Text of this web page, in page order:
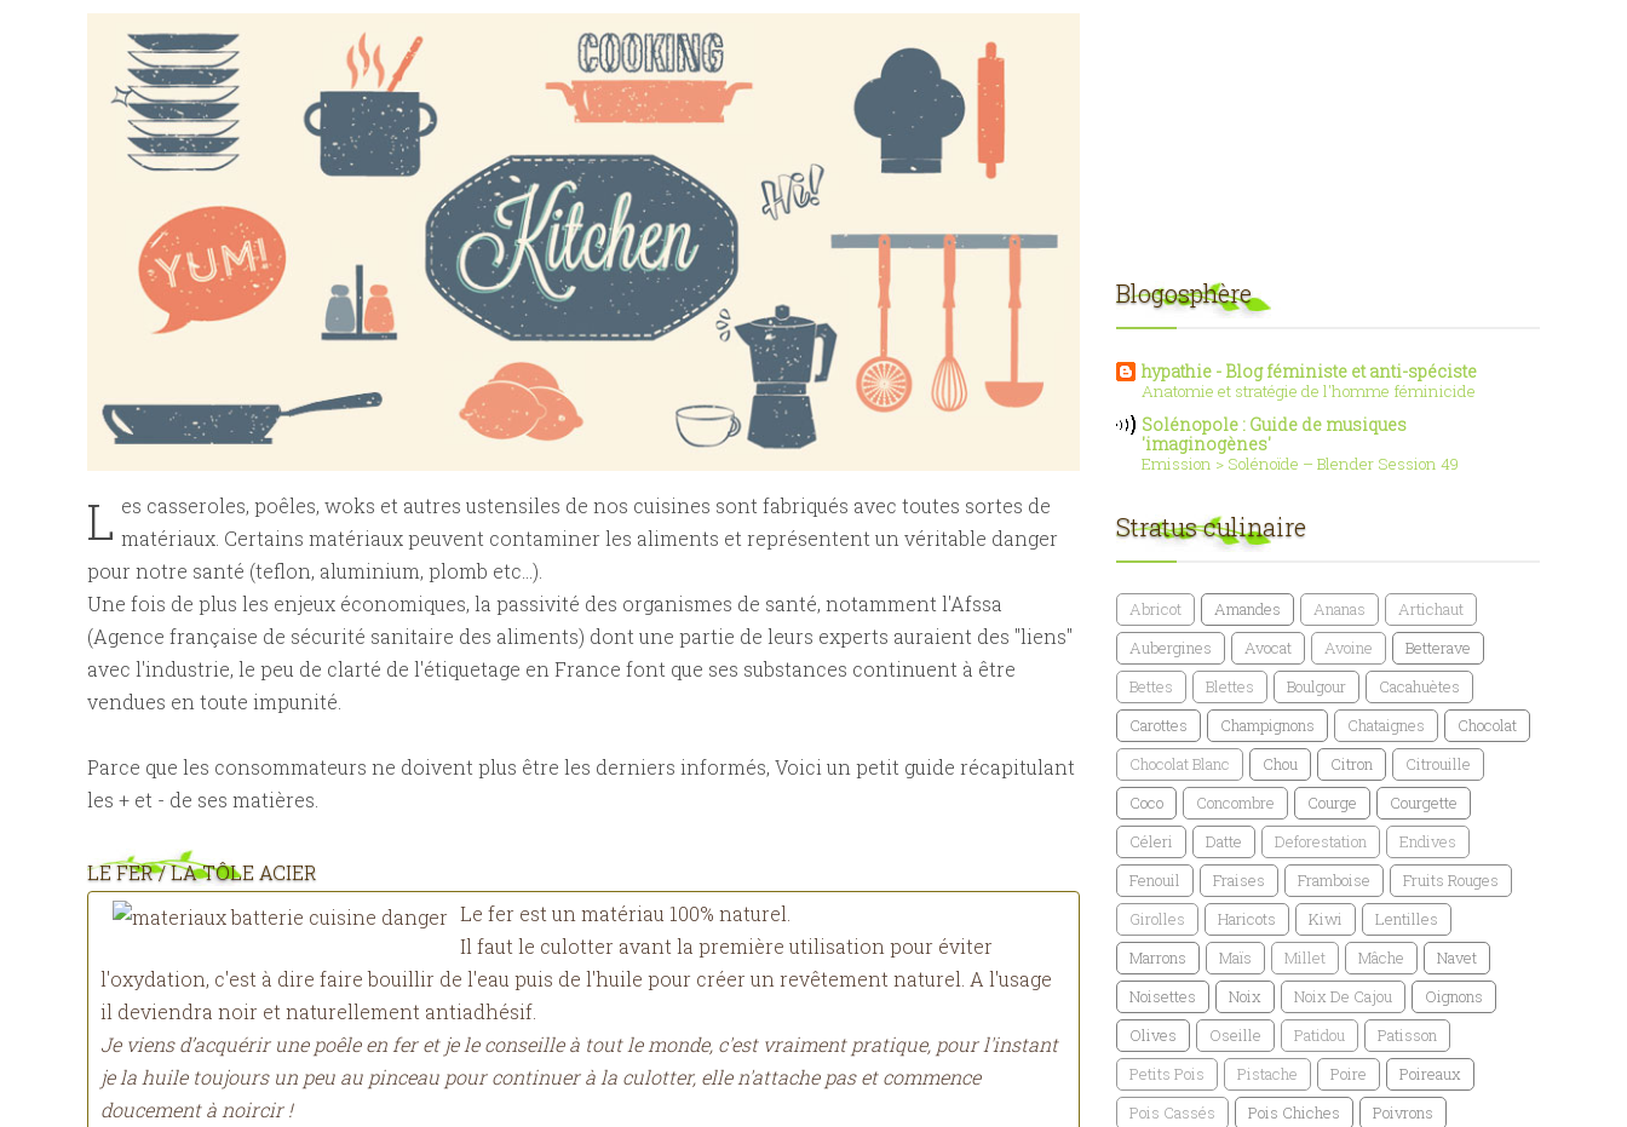
Ma petite crèmerie vegan | Sébastien Kardinal
L es casseroles, poêles, woks et autres ustensiles de nos cuisines sont fabriqués avec toutes sortes de
matériaux. Certains matériaux peuvent contaminer les aliments et représentent un véritable danger
pour notre santé (teflon, aluminium, plomb etc...).
Une fois de plus les enjeux économiques, la passivité des organismes de santé, notamment l'Afssa
(Agence française de sécurité sanitaire des aliments) dont une partie de leurs experts auraient des "liens"
avec l'industrie, le peu de clarté de l'étiquetage en France font que ses substances continuent à être
vendues en toute impunité.
Parce que les consommateurs ne doivent plus être les derniers informés, Voici un petit guide récapitulant
les + et - de ses matières.
LE FER / LA TÔLE ACIER
Le fer est un matériau 100% naturel.
Il faut le culotter avant la première utilisation pour éviter
l'oxydation, c'est à dire faire bouillir de l'eau puis de l'huile pour créer un revêtement naturel. A l'usage
il deviendra noir et naturellement antiadhésif.
Je viens d’acquérir une poêle en fer et je le conseille à tout le monde, c'est vraiment pratique, pour l'instant
je la huile toujours un peu au pinceau pour continuer à la culotter, elle n'attache pas et commence
doucement à noircir !
Blogosphère
hypathie - Blog féministe et anti-spéciste
Anatomie et stratégie de l'homme féminicide
Solénopole : Guide de musiques
'imaginogènes'
Emission > Solénoïde – Blender Session 49
Stratus culinaire
Abricot Amandes Ananas
Artichaut
Aubergines
Avocat Avoine
Betterave
Bettes
Blettes Boulgour
Cacahuètes
Carottes
Champignons Chataignes
Chocolat
Chocolat Blanc
Chou Citron
Citrouille
Coco
Concombre Courge
Courgette
Céleri
Datte Deforestation
Endives
Fenouil
Fraises Framboise
Fruits Rouges
Girolles
Haricots Kiwi
Lentilles
Marrons
Maïs Millet Mâche
Navet
Noisettes
Noix Noix De Cajou
Oignons
Olives
Oseille Patidou
Patisson
Petits Pois
Pistache Poire
Poireaux
Pois Cassés
Pois Chiches
Poivrons